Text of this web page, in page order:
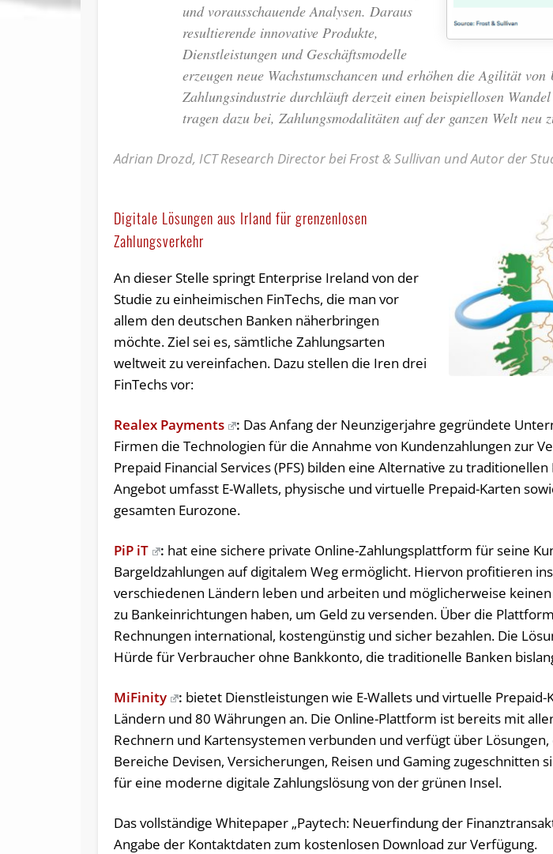
und vorausschauende Analysen. Daraus
resultierende innovative Produkte,
Dienstleistungen und Geschäftsmodelle
erzeugen neue Wachstumschancen und erhöhen die Agilität
Zahlungsindustrie durchläuft derzeit einen beispiellosen
tragen dazu bei, Zahlungsmodalitäten auf der ganzen Welt neu
Adrian Drozd, ICT Research Director bei Frost & Sullivan und Autor der
Digitale Lösungen aus Irland für grenzenlosen
Zahlungsverkehr
An dieser Stelle springt Enterprise Ireland von der
Studie zu einheimischen FinTechs, die man vor
allem den deutschen Banken näherbringen
möchte. Ziel sei es, sämtliche Zahlungsarten
weltweit zu vereinfachen. Dazu stellen die Iren drei
FinTechs vor:
Realex Payments : Das Anfang der Neunzigerjahre gegründete
Firmen die Technologien für die Annahme von Kundenzahlungen zur
Prepaid Financial Services (PFS) bilden eine Alternative zu
Angebot umfasst E-Wallets, physische und virtuelle Prepaid-Karten
gesamten Eurozone.
PiP iT : hat eine sichere private Online-Zahlungsplattform für seine
Bargeldzahlungen auf digitalem Weg ermöglicht. Hiervon profitieren
verschiedenen Ländern leben und arbeiten und möglicherweise
zu Bankeinrichtungen haben, um Geld zu versenden. Über die
Rechnungen international, kostengünstig und sicher bezahlen. Die
Hürde für Verbraucher ohne Bankkonto, die traditionelle Banken
MiFinity : bietet Dienstleistungen wie E-Wallets und virtuelle
Ländern und 80 Währungen an. Die Online-Plattform ist bereits mit
Rechnern und Kartensystemen verbunden und verfügt über Lösungen,
Bereiche Devisen, Versicherungen, Reisen und Gaming zugeschnitten
für eine moderne digitale Zahlungslösung von der grünen Insel.
Das vollständige Whitepaper „Paytech: Neuerfindung der
Angabe der Kontaktdaten zum kostenlosen Download zur Verfügung.